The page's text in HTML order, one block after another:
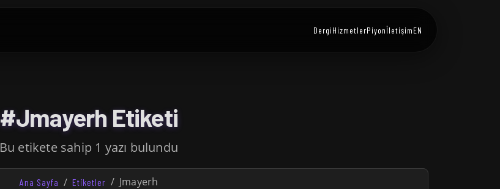
DergiHizmetlerPiyonİletişimEN
#Jmayerh Etiketi
Bu etikete sahip 1 yazı bulundu
Ana Sayfa Etiketler Jmayerh